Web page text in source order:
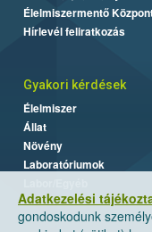
Adatkezelési
gondoskodunk
Élelmiszermentő
Hírlevél feliratkozás
Gyakori kérdések
Élelmiszer
Állat
Növény
Laboratóriumok